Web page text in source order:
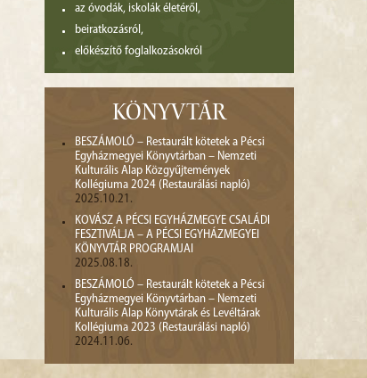
az óvodák, iskolák életéről,
beiratkozásról,
előkészítő foglalkozásokról
KÖNYVTÁR
BESZÁMOLÓ – Restaurált kötetek a Pécsi
Egyházmegyei Könyvtárban – Nemzeti
Kulturális Alap Közgyűjtemények
Kollégiuma 2024 (Restaurálási napló)
2025.10.21.
KOVÁSZ A PÉCSI EGYHÁZMEGYE CSALÁDI
FESZTIVÁLJA – A PÉCSI EGYHÁZMEGYEI
KÖNYVTÁR PROGRAMJAI
2025.08.18.
BESZÁMOLÓ – Restaurált kötetek a Pécsi
Egyházmegyei Könyvtárban – Nemzeti
Kulturális Alap Könyvtárak és Levéltárak
Kollégiuma 2023 (Restaurálási napló)
2024.11.06.